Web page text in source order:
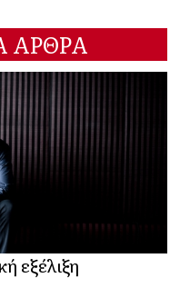
ΑΡΘΡΑ
εξέλιξη